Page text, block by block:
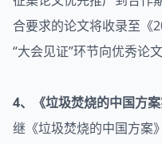
合要求的论文将收录至《
“大会见证”环节向优秀论
4、《垃圾焚烧的中国方
继《垃圾焚烧的中国方案